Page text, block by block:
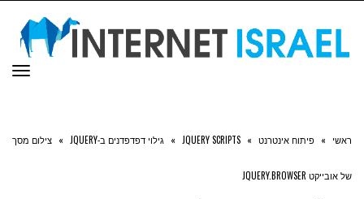
ראשי » פיתוח אינטרנט »
JQUERY SCRIPTS
» גילוי דפדפדנים ב-JQUERY » צילום מסך
של אובייקט JQUERY.BROWSER